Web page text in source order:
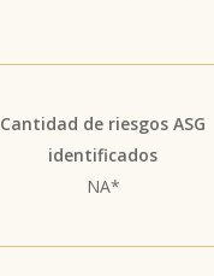
Cantidad de riesgos ASG
identificados
NA*